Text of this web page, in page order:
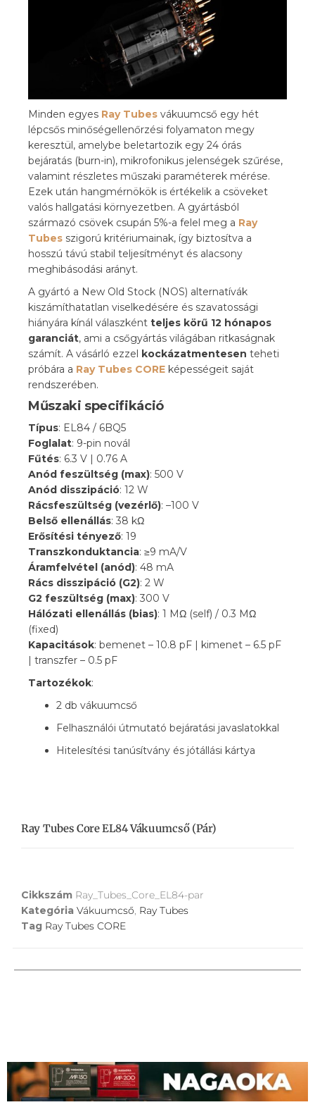
Minden egyes Ray Tubes vákuumcső egy hét
lépcsős minőségellenőrzési folyamaton megy
keresztül, amelybe beletartozik egy 24 órás
bejáratás (burn-in), mikrofonikus jelenségek szűrése,
valamint részletes műszaki paraméterek mérése.
Ezek után hangmérnökök is értékelik a csöveket
valós hallgatási környezetben. A gyártásból
származó csövek csupán 5%-a felel meg a Ray
Tubes szigorú kritériumainak, így biztosítva a
hosszú távú stabil teljesítményt és alacsony
meghibásodási arányt.
A gyártó a New Old Stock (NOS) alternatívák
kiszámíthatatlan viselkedésére és szavatossági
hiányára kínál válaszként teljes körű 12 hónapos
garanciát, ami a csőgyártás világában ritkaságnak
számít. A vásárló ezzel kockázatmentesen teheti
próbára a Ray Tubes CORE képességeit saját
rendszerében.
Műszaki specifikáció
Típus: EL84 / 6BQ5
Foglalat: 9-pin novál
Fűtés: 6.3 V | 0.76 A
Anód feszültség (max): 500 V
Anód disszipáció: 12 W
Rácsfeszültség (vezérlő): –100 V
Belső ellenállás: 38 kΩ
Erősítési tényező: 19
Transzkonduktancia: ≥9 mA/V
Áramfelvétel (anód): 48 mA
Rács disszipáció (G2): 2 W
G2 feszültség (max): 300 V
Hálózati ellenállás (bias): 1 MΩ (self) / 0.3 MΩ
(fixed)
Kapacitások: bemenet – 10.8 pF | kimenet – 6.5 pF
| transzfer – 0.5 pF
Tartozékok:
2 db vákuumcső
Felhasználói útmutató bejáratási javaslatokkal
Hitelesítési tanúsítvány és jótállási kártya
Ray Tubes Core EL84 Vákuumcső (pár)
Cikkszám Ray_Tubes_Core_EL84-par
Kategória Vákuumcső, Ray Tubes
Tag Ray Tubes CORE